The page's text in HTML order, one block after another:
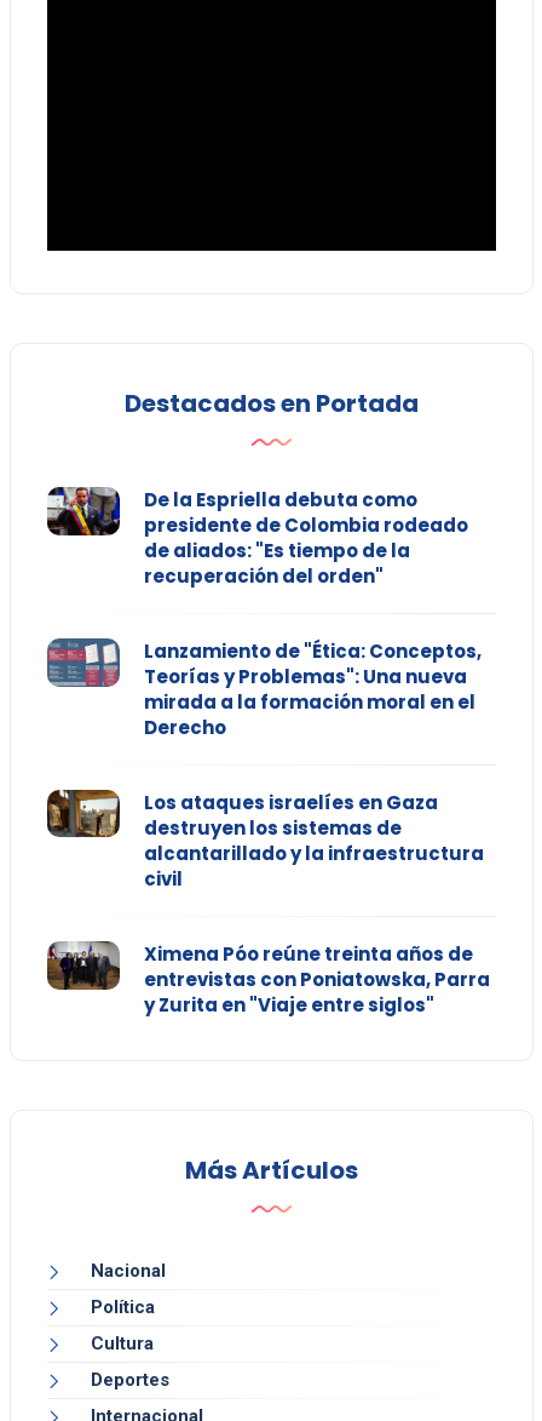
Destacados en Portada
De la Espriella debuta como
presidente de Colombia rodeado
de aliados: "Es tiempo de la
recuperación del orden"
Lanzamiento de "Ética: Conceptos,
Teorías y Problemas": Una nueva
mirada a la formación moral en el
Derecho
Los ataques israelíes en Gaza
destruyen los sistemas de
alcantarillado y la infraestructura
civil
Ximena Póo reúne treinta años de
entrevistas con Poniatowska, Parra
y Zurita en "Viaje entre siglos"
Más Artículos
Nacional
Política
Cultura
Deportes